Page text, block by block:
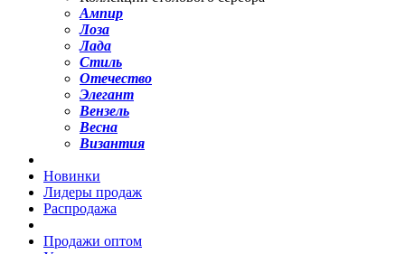
Ампир
Лоза
Лада
Стиль
Отечество
Элегант
Вензель
Весна
Византия
Новинки
Лидеры продаж
Распродажа
Продажи оптом